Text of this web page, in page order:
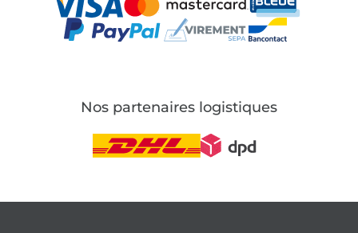
Nos partenaires logistiques